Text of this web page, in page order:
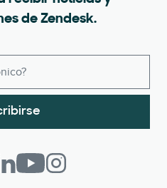
de Zendesk.